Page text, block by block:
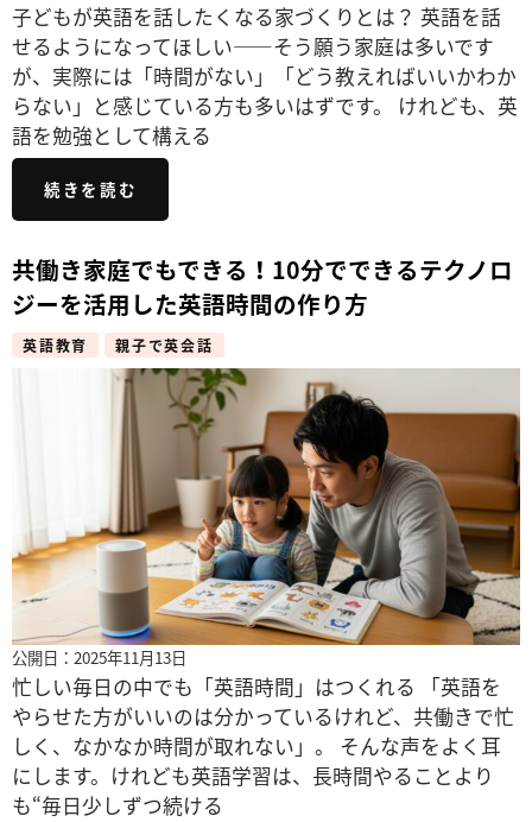
子どもが英語を話したくなる家づくりとは？ 英語を話
せるようになってほしい――そう願う家庭は多いです
が、実際には「時間がない」「どう教えればいいかわか
らない」と感じている方も多いはずです。 けれども、英
語を勉強として構える
続きを読む
共働き家庭でもできる！10分でできるテクノロ
ジーを活用した英語時間の作り方
英語教育 親子で英会話
公開日：2025年11月13日
忙しい毎日の中でも「英語時間」はつくれる 「英語を
やらせた方がいいのは分かっているけれど、共働きで忙
しく、なかなか時間が取れない」。 そんな声をよく耳
にします。けれども英語学習は、長時間やることより
も“毎日少しずつ続ける